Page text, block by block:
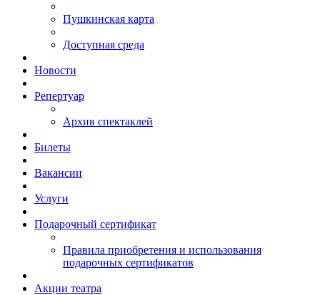
Пушкинская карта
Доступная среда
Новости
Репертуар
Архив спектаклей
Билеты
Вакансии
Услуги
Подарочный сертификат
Правила приобретения и использования
подарочных сертификатов
Акции театра